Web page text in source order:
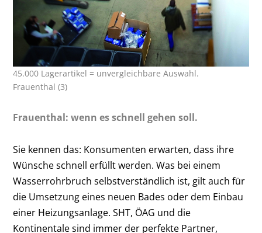
45.000 Lagerartikel = unvergleichbare Auswahl.
Frauenthal (3)
Frauenthal: wenn es schnell gehen soll.
Sie kennen das: Konsumenten erwarten, dass ihre
Wünsche schnell erfüllt werden. Was bei einem
Wasserrohrbruch selbstverständlich ist, gilt auch für
die Umsetzung eines neuen Bades oder dem Einbau
einer Heizungsanlage. SHT, ÖAG und die
Kontinentale sind immer der perfekte Partner,